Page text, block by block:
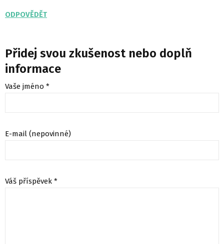
ODPOVĚDĚT
Přidej svou zkušenost nebo doplň
informace
Vaše jméno *
E-mail (nepovinné)
Váš příspěvek *